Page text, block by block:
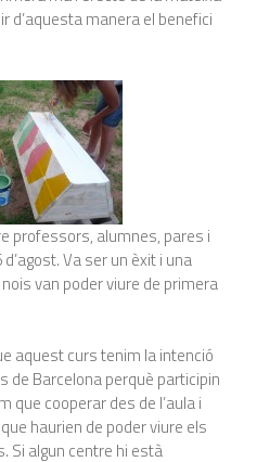
d’aquesta manera el benefici
professors, alumnes, pares i
Va ser un èxit i una
van poder viure de primera
aquest curs tenim la intenció
de Barcelona perquè participin
que cooperar des de l’aula i
haurien de poder viure els
Si algun centre hi està